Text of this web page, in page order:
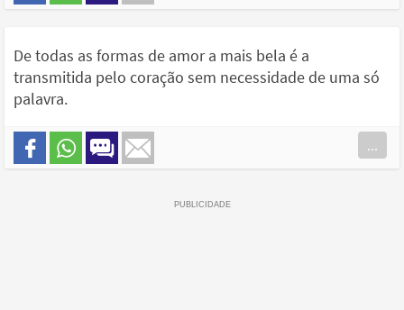
De todas as formas de amor a mais bela é a
transmitida pelo coração sem necessidade de uma só
palavra.
...